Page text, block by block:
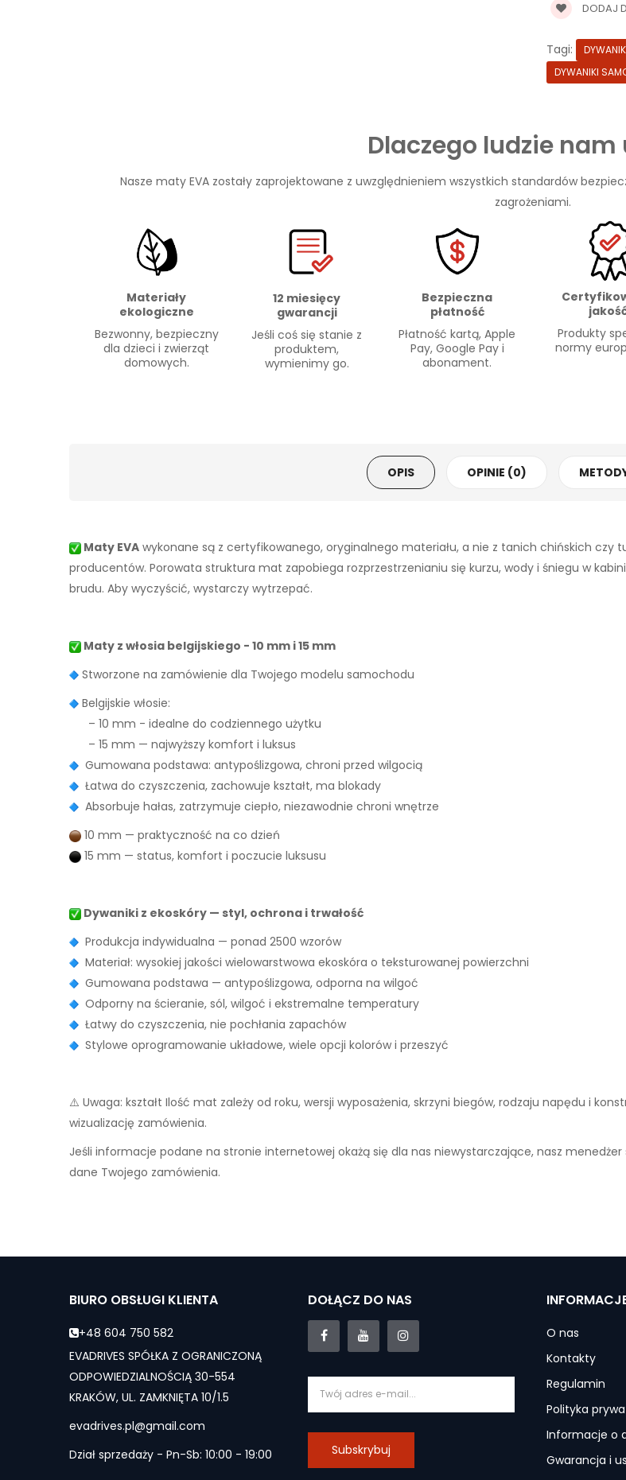
DODAJ
Tagi:
DYWANIKI
Dlaczego ludzie nam
Nasze maty EVA zostały zaprojektowane z uwzględnieniem wszystkich standardów
zagrożeniami.
Materiały
ekologiczne
Bezwonny, bezpieczny
dla dzieci i zwierząt
domowych.
12 miesięcy
gwarancji
Jeśli coś się stanie z
produktem,
wymienimy go.
Bezpieczna
płatność
Płatność kartą, Apple
Pay, Google Pay i
abonament.
Produkty
normy
OPIS OPINIE (0)
Maty EVA wykonane są z certyfikowanego, oryginalnego materiału, a nie z tanich chińskich czy
producentów. Porowata struktura mat zapobiega rozprzestrzenianiu się kurzu, wody i śniegu w
brudu. Aby wyczyścić, wystarczy wytrzepać.
Maty z włosia belgijskiego - 10 mm i 15 mm
Stworzone na zamówienie dla Twojego modelu samochodu
Belgijskie włosie:
– 10 mm - idealne do codziennego użytku
– 15 mm — najwyższy komfort i luksus
Gumowana podstawa: antypoślizgowa, chroni przed wilgocią
Łatwa do czyszczenia, zachowuje kształt, ma blokady
Absorbuje hałas, zatrzymuje ciepło, niezawodnie chroni wnętrze
10 mm — praktyczność na co dzień
15 mm — status, komfort i poczucie luksusu
Dywaniki z ekoskóry — styl, ochrona i trwałość
Produkcja indywidualna — ponad 2500 wzorów
Materiał: wysokiej jakości wielowarstwowa ekoskóra o teksturowanej powierzchni
Gumowana podstawa — antypoślizgowa, odporna na wilgoć
Odporny na ścieranie, sól, wilgoć i ekstremalne temperatury
Łatwy do czyszczenia, nie pochłania zapachów
Stylowe oprogramowanie układowe, wiele opcji kolorów i przeszyć
⚠️ Uwaga: kształt Ilość mat zależy od roku, wersji wyposażenia, skrzyni biegów, rodzaju napędu i
wizualizację zamówienia.
Jeśli informacje podane na stronie internetowej okażą się dla nas niewystarczające, nasz
dane Twojego zamówienia.
BIURO OBSŁUGI KLIENTA
+48 604 750 582
EVADRIVES SPÓŁKA Z OGRANICZONĄ
ODPOWIEDZIALNOŚCIĄ 30-554
KRAKÓW, UL. ZAMKNIĘTA 10/1.5
evadrives.pl@gmail.com
Dział sprzedaży - Pn-Sb: 10:00 - 19:00
DOŁĄCZ DO NAS
Subskrybuj
O nas
Kontakty
Regulamin
Polityka
Informacje o
Gwarancja i